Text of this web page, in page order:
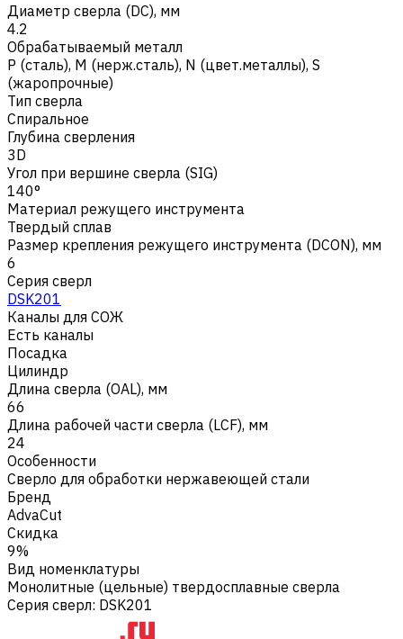
Диаметр сверла (DC), мм
4.2
Обрабатываемый металл
Р (сталь), M (нерж.сталь), N (цвет.металлы), S
(жаропрочные)
Тип сверла
Спиральное
Глубина сверления
3D
Угол при вершине сверла (SIG)
140°
Материал режущего инструмента
Твердый сплав
Размер крепления режущего инструмента (DCON), мм
6
Серия сверл
DSK201
Каналы для СОЖ
Есть каналы
Посадка
Цилиндр
Длина сверла (OAL), мм
66
Длина рабочей части сверла (LCF), мм
24
Особенности
Сверло для обработки нержавеющей стали
Бренд
AdvaCut
Скидка
9%
Вид номенклатуры
Монолитные (цельные) твердосплавные сверла
Серия сверл: DSK201